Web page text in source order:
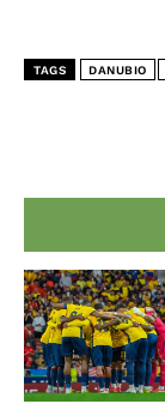
TAGS DANUBIO